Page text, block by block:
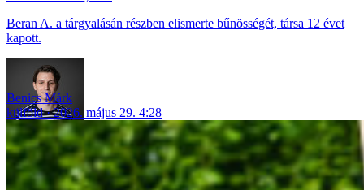
Beran A. a tárgyalásán részben elismerte bűnösségét, társa 12 évet
kapott.
Benics Márk
külföld
2026. május 29. 4:28